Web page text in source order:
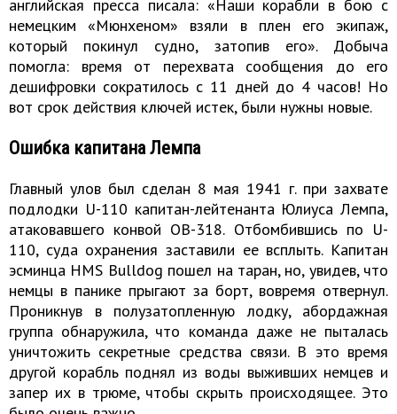
английская пресса писала: «Наши корабли в бою с
немецким «Мюнхеном» взяли в плен его экипаж,
который покинул судно, затопив его». Добыча
помогла: время от перехвата сообщения до его
дешифровки сократилось с 11 дней до 4 часов! Но
вот срок действия ключей истек, были нужны новые.
Ошибка капитана Лемпа
Главный улов был сделан 8 мая 1941 г. при захвате
подлодки U-110 капитан-лейтенанта Юлиуса Лемпа,
атаковавшего конвой ОВ-318. Отбомбившись по U-
110, суда охранения заставили ее всплыть. Капитан
эсминца HMS Bulldog пошел на таран, но, увидев, что
немцы в панике прыгают за борт, вовремя отвернул.
Проникнув в полузатопленную лодку, абордажная
группа обнаружила, что команда даже не пыталась
уничтожить секретные средства связи. В это время
другой корабль поднял из воды выживших немцев и
запер их в трюме, чтобы скрыть происходящее. Это